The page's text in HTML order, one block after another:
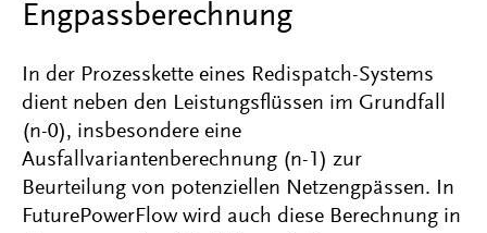
Engpassberechnung
In der Prozesskette eines Redispatch-Systems
dient neben den Leistungsflüssen im Grundfall
(n-0), insbesondere eine
Ausfallvariantenberechnung (n-1) zur
Beurteilung von potenziellen Netzengpässen. In
FuturePowerFlow wird auch diese Berechnung in